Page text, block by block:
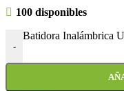
100 disponibles
-
Batidora Inalámbrica